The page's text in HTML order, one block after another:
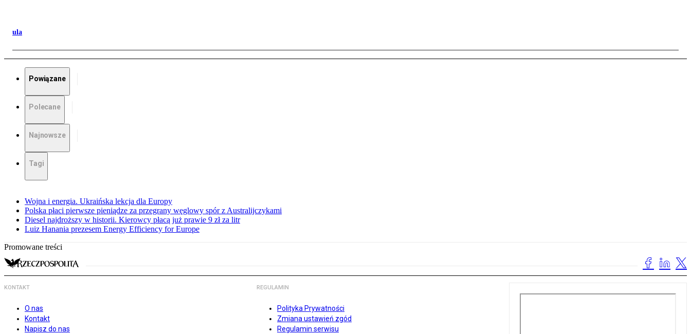
ula
Powiązane
Polecane
Najnowsze
Tagi
Wojna i energia. Ukraińska lekcja dla Europy
Polska płaci pierwsze pieniądze za przegrany węglowy spór z Australijczykami
Diesel najdroższy w historii. Kierowcy płacą już prawie 9 zł za litr
Luiz Hanania prezesem Energy Efficiency for Europe
Promowane treści
KONTAKT
O nas
Kontakt
Napisz do nas
REGULAMIN
Polityka Prywatności
Zmiana ustawień zgód
Regulamin serwisu